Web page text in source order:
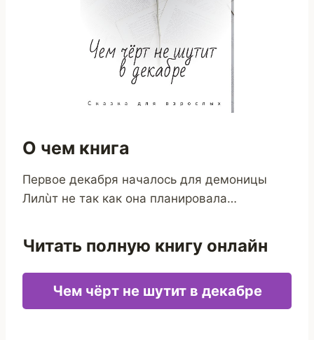
О чем книга
Первое декабря началось для демоницы
Лилùт не так как она планировала…
Читать полную книгу онлайн
Чем чёрт не шутит в декабре